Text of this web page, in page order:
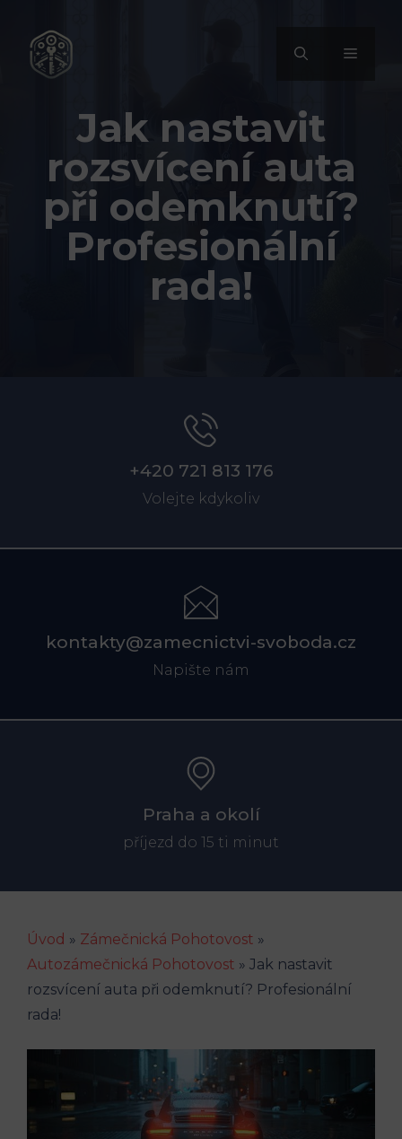
obsah
MENU
Jak nastavit
rozsvícení auta
při odemknutí?
Profesionální
rada!
+420 721 813 176
Volejte kdykoliv
kontakty@zamecnictvi-svoboda.cz
Napište nám
Praha a okolí
příjezd do 15 ti minut
Úvod » Zámečnická Pohotovost »
Autozámečnická Pohotovost » Jak nastavit
rozsvícení auta při odemknutí? Profesionální
rada!